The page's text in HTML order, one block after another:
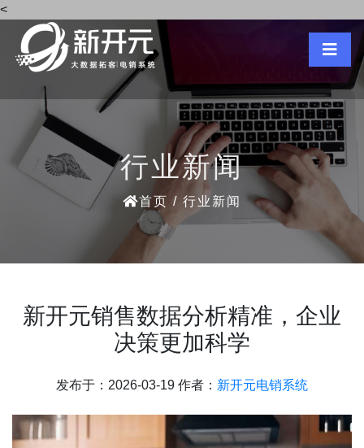
<
行业新闻
首页 / 行业新闻
新开元销售数据分析精准，企业
决策更加科学
发布于：2026-03-19 作者： 新开元电销系统